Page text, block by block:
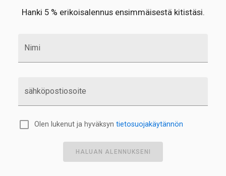
Hanki 5 % erikoisalennus ensimmäisestä kitistäsi.
Nimi
sähköpostiosoite
Olen lukenut ja hyväksyn tietosuojakäytännön
HALUAN ALENNUKSENI